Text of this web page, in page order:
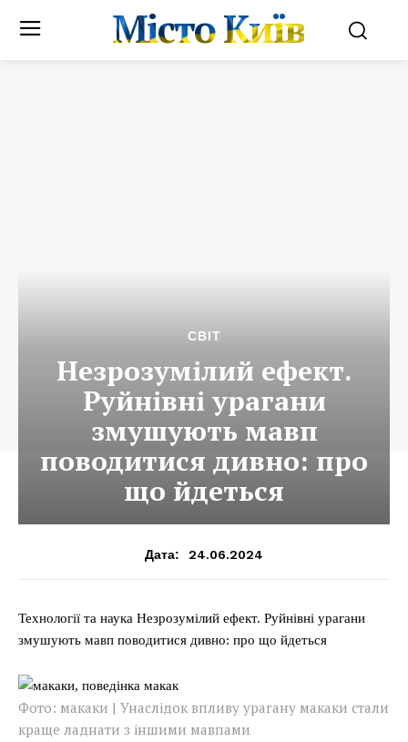
Місто Київ
СВІТ
Незрозумілий ефект.
Руйнівні урагани
змушують мавп
поводитися дивно: про
що йдеться
Дата: 24.06.2024
Технології та наука Незрозумілий ефект. Руйнівні урагани
змушують мавп поводитися дивно: про що йдеться
Фото: макаки | Унаслідок впливу урагану макаки стали
краще ладнати з іншими мавпами